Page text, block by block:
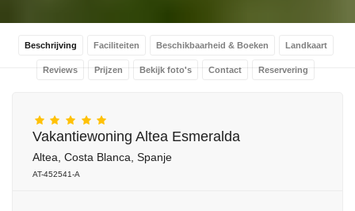
Beschrijving Faciliteiten Beschikbaarheid & Boeken Landkaart
Reviews Prijzen Bekijk foto's Contact Reservering
Vakantiewoning Altea Esmeralda
Altea, Costa Blanca, Spanje
AT-452541-A